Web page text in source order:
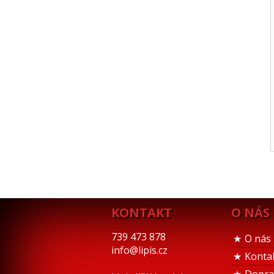
KONTAKT
739 473 878
info@lipis.cz
O NÁS
O nás